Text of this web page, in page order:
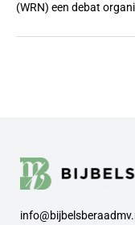
(WRN) een debat